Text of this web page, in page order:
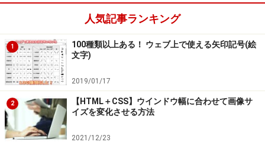
人気記事ランキング
1
100種類以上ある！ ウェブ上で使える矢印記号(絵
文字)
2019/01/17
2
【HTML＋CSS】ウインドウ幅に合わせて画像サ
イズを変化させる方法
2021/12/23